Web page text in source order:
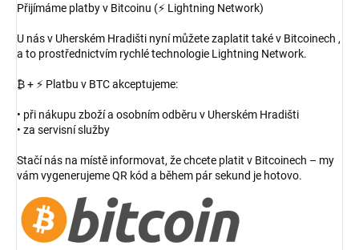
Přijímáme platby v Bitcoinu (⚡ Lightning Network)
U nás v Uherském Hradišti nyní můžete zaplatit také v Bitcoinech ,
a to prostřednictvím rychlé technologie Lightning Network.
₿ + ⚡ Platbu v BTC akceptujeme:
• při nákupu zboží a osobním odběru v Uherském Hradišti
• za servisní služby
Stačí nás na místě informovat, že chcete platit v Bitcoinech – my
vám vygenerujeme QR kód a během pár sekund je hotovo.